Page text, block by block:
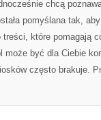
chcą
pomyślana tak,
treści, które pomagają
może być dla Ciebie
często brakuje.